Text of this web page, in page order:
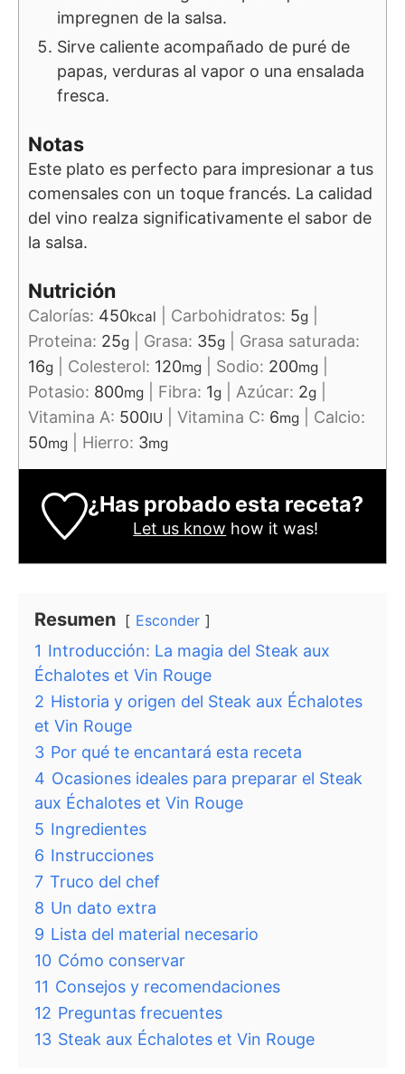
impregnen de la salsa.
Sirve caliente acompañado de puré de
papas, verduras al vapor o una ensalada
fresca.
Notas
Este plato es perfecto para impresionar a tus
comensales con un toque francés. La calidad
del vino realza significativamente el sabor de
la salsa.
Nutrición
Calorías: 450kcal Carbohidratos: 5g
Proteina: 25g Grasa: 35g
Grasa saturada:
16g Colesterol: 120mg Sodio: 200mg
Potasio: 800mg Fibra: 1g Azúcar: 2g
Vitamina A: 500IU Vitamina C: 6mg
Calcio:
50mg Hierro: 3mg
¿Has probado esta receta?
Let us know how it was!
Resumen Esconder
1 Introducción: La magia del Steak aux
Échalotes et Vin Rouge
2 Historia y origen del Steak aux Échalotes
et Vin Rouge
3 Por qué te encantará esta receta
4 Ocasiones ideales para preparar el Steak
aux Échalotes et Vin Rouge
5 Ingredientes
6 Instrucciones
7 Truco del chef
8 Un dato extra
9 Lista del material necesario
10 Cómo conservar
11 Consejos y recomendaciones
12 Preguntas frecuentes
13 Steak aux Échalotes et Vin Rouge